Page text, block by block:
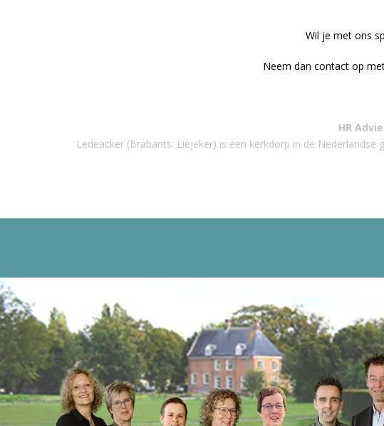
Wil je met ons
Neem dan contact op
HR
Ledeacker (Brabants: Liejeker) is een kerkdorp in de